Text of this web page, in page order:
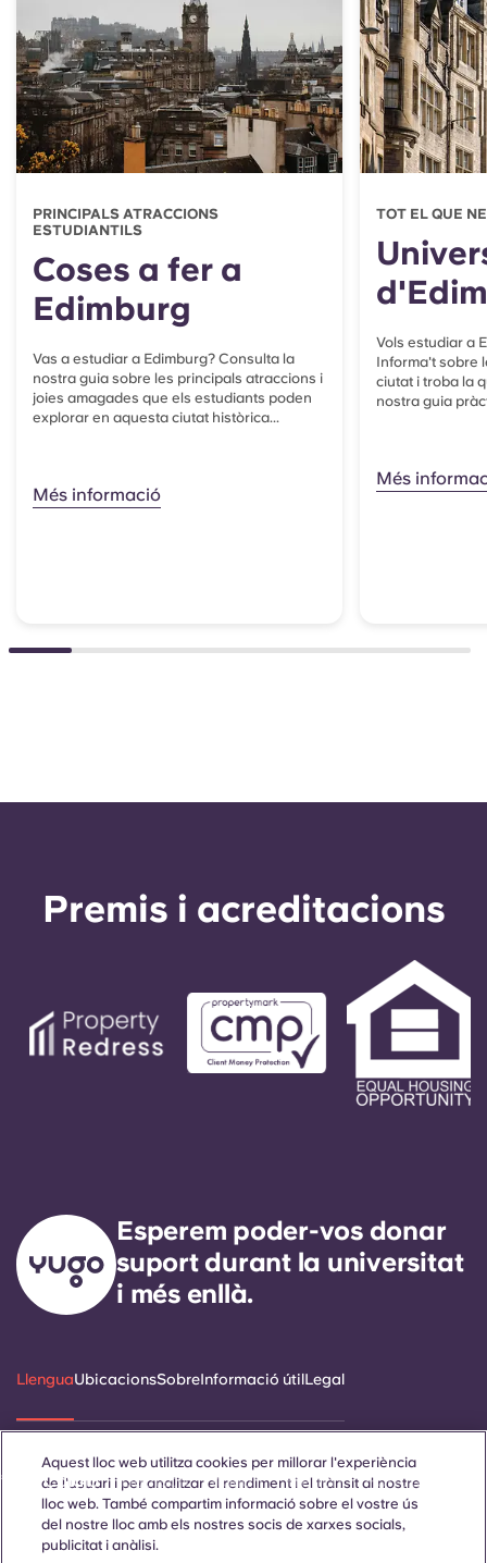
PRINCIPALS ATRACCIONS
ESTUDIANTILS
Coses a fer a
Edimburg
Vas a estudiar a Edimburg? Consulta la
nostra guia sobre les principals atraccions i
joies amagades que els estudiants poden
explorar en aquesta ciutat històrica...
Més informació
TOT EL QUE
Vols estudiar a
Informa't sobre
ciutat i troba la
nostra guia
Més
Premis i acreditacions
Esperem poder-vos donar
suport durant la universitat
i més enllà.
LlenguaUbicacionsSobreInformació útilLegal
Català Deutsch Italian French Portuguese
Aquest lloc web utilitza cookies per millorar l'experiència
de l'usuari i per analitzar el rendiment i el trànsit al nostre
lloc web. També compartim informació sobre el vostre ús
del nostre lloc amb els nostres socis de xarxes socials,
publicitat i anàlisi.